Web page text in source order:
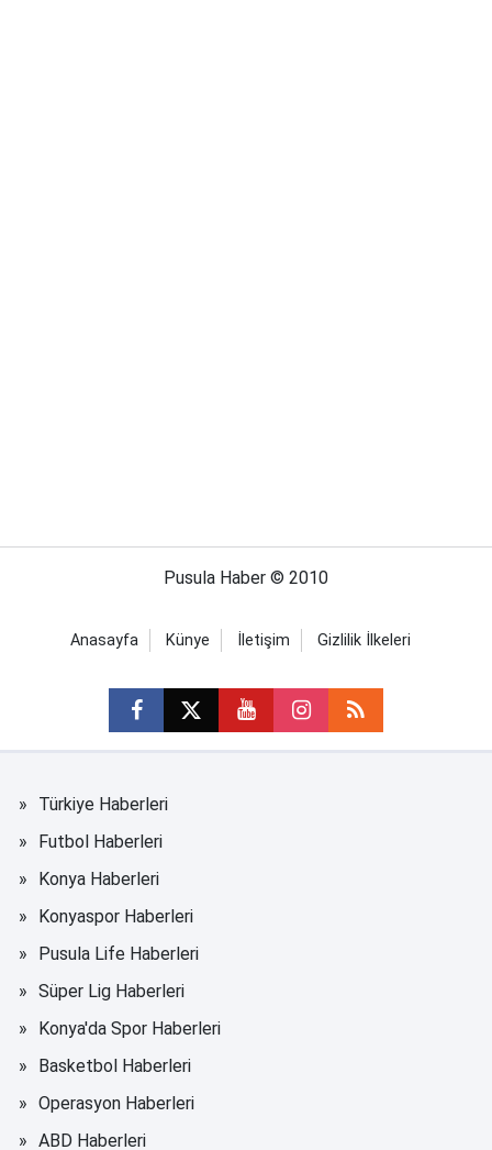
Pusula Haber © 2010
Anasayfa Künye İletişim Gizlilik İlkeleri
Türkiye Haberleri
Futbol Haberleri
Konya Haberleri
Konyaspor Haberleri
Pusula Life Haberleri
Süper Lig Haberleri
Konya'da Spor Haberleri
Basketbol Haberleri
Operasyon Haberleri
ABD Haberleri